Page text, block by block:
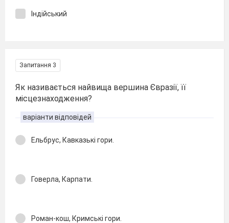
Індійський
Запитання 3
Як називається найвища вершина Євразії, її
місцезнаходження?
варіанти відповідей
Ельбрус, Кавказькі гори.
Говерла, Карпати.
Роман-кош, Кримські гори.